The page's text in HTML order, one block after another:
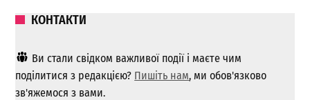
КОНТАКТИ
Ви стали свідком важливої ​​події і маєте чим
поділитися з редакцією? Пишіть нам, ми обов'язково
зв'яжемося з вами.